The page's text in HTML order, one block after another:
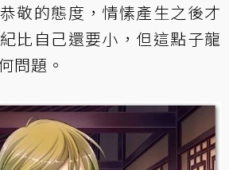
敬的態度，情愫產生之後才
比自己還要小，但這點子龍
問題。